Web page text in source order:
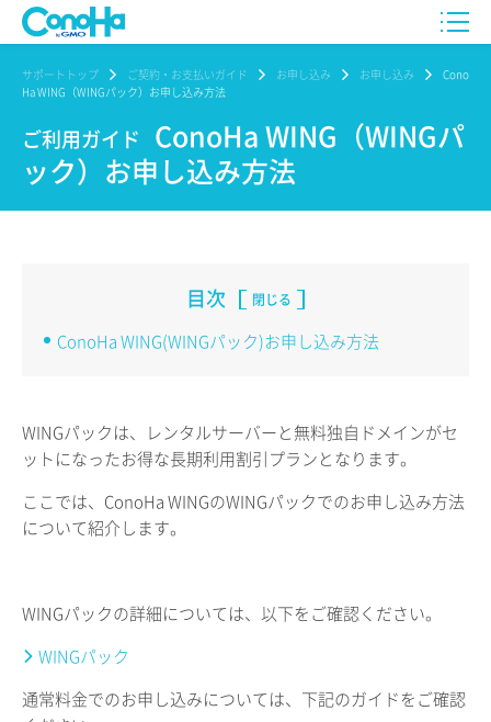
サポートトップ ご契約・お支払いガイド お申し込み お申し込み
Cono
Ha WING（WINGパック）お申し込み方法
ご利用ガイド ConoHa WING（WINGパ
ック）お申し込み方法
目次 閉じる
ConoHa WING(WINGパック)お申し込み方法
WINGパックは、レンタルサーバーと無料独自ドメインがセ
ットになったお得な長期利用割引プランとなります。
ここでは、ConoHa WINGのWINGパックでのお申し込み方法
について紹介します。
WINGパックの詳細については、以下をご確認ください。
WINGパック
通常料金でのお申し込みについては、下記のガイドをご確認